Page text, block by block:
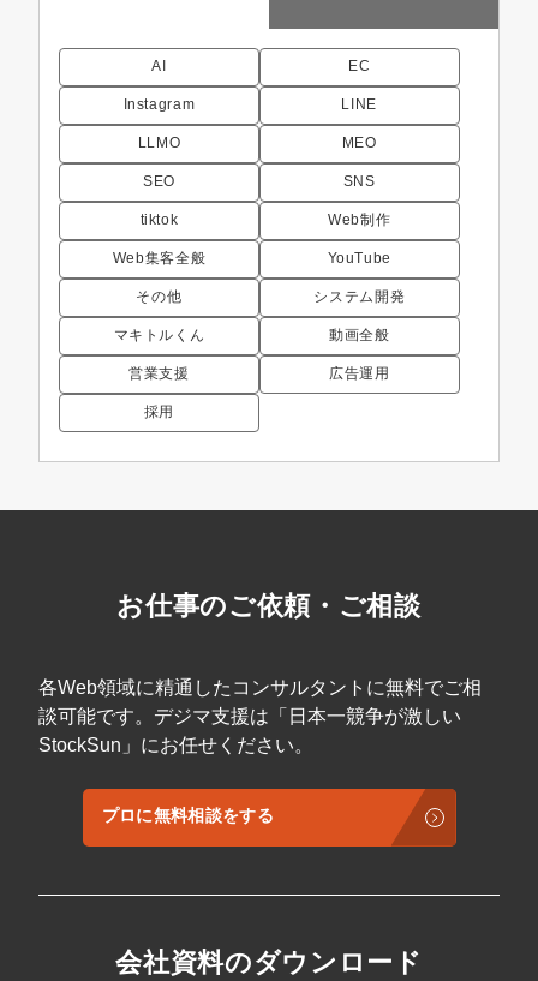
AI EC
Instagram LINE
LLMO MEO
SEO SNS
tiktok Web制作
Web集客全般 YouTube
その他 システム開発
マキトルくん 動画全般
営業支援 広告運用
採用
お仕事のご依頼・ご相談
各Web領域に精通したコンサルタントに無料でご相
談可能です。デジマ支援は「日本一競争が激しい
StockSun」にお任せください。
プロに無料相談をする
会社資料のダウンロード